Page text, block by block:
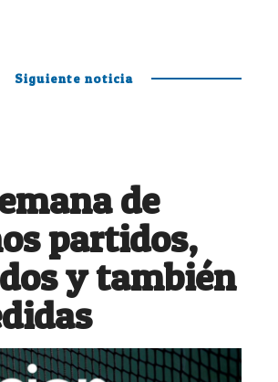
Siguiente noticia
de
partidos,
y también